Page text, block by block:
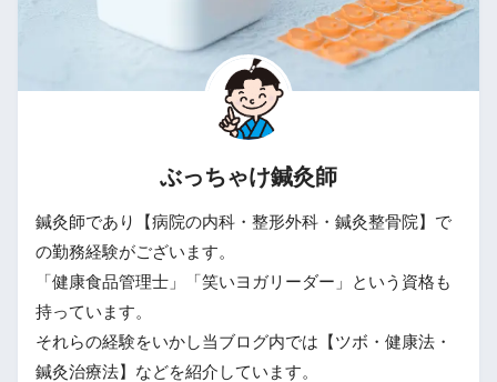
ぶっちゃけ鍼灸師
鍼灸師であり【病院の内科・整形外科・鍼灸整骨院】で
の勤務経験がございます。
「健康食品管理士」「笑いヨガリーダー」という資格も
持っています。
それらの経験をいかし当ブログ内では【ツボ・健康法・
鍼灸治療法】などを紹介しています。